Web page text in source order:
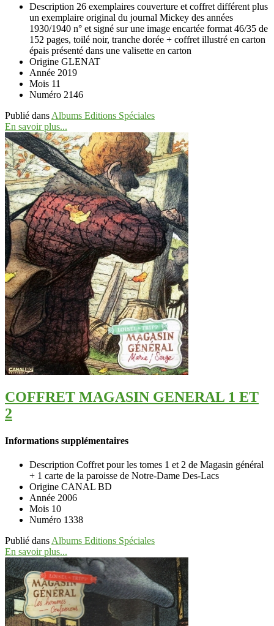
Description 26 exemplaires couverture et coffret différent plus
un exemplaire original du journal Mickey des années
1930/1940 n° et signé sur une image encartée format 46/35 de
152 pages, toilé noir, tranche dorée + coffret illustré en carton
épais présenté dans une valisette en carton
Origine GLENAT
Année 2019
Mois 11
Numéro 2146
Publié dans Albums Editions Spéciales
En savoir plus...
COFFRET MAGASIN GENERAL 1 ET
2
Informations supplémentaires
Description Coffret pour les tomes 1 et 2 de Magasin général
+ 1 carte de la paroisse de Notre-Dame Des-Lacs
Origine CANAL BD
Année 2006
Mois 10
Numéro 1338
Publié dans Albums Editions Spéciales
En savoir plus...